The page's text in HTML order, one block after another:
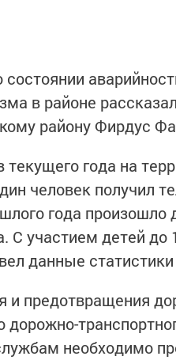
состоянии
в районе
району Фирдус
года на
человек получил
года
С участием детей до
данные
и предотвращения
дорожно-
необходимо